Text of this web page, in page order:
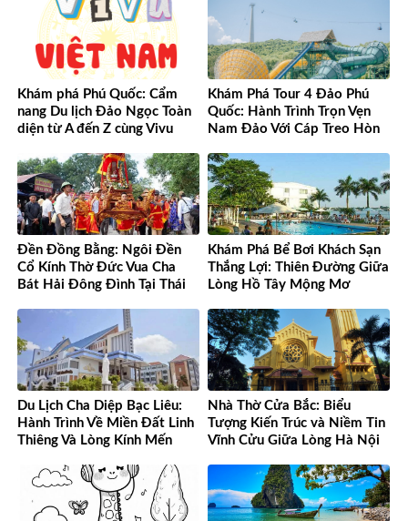
Khám phá Phú Quốc: Cẩm
nang Du lịch Đảo Ngọc Toàn
diện từ A đến Z cùng Vivu
Khám Phá Tour 4 Đảo Phú
Quốc: Hành Trình Trọn Vẹn
Nam Đảo Với Cáp Treo Hòn
Đền Đồng Bằng: Ngôi Đền
Cổ Kính Thờ Đức Vua Cha
Bát Hải Đông Đình Tại Thái
Khám Phá Bể Bơi Khách Sạn
Thắng Lợi: Thiên Đường Giữa
Lòng Hồ Tây Mộng Mơ
Du Lịch Cha Diệp Bạc Liêu:
Hành Trình Về Miền Đất Linh
Thiêng Và Lòng Kính Mến
Nhà Thờ Cửa Bắc: Biểu
Tượng Kiến Trúc và Niềm Tin
Vĩnh Cửu Giữa Lòng Hà Nội